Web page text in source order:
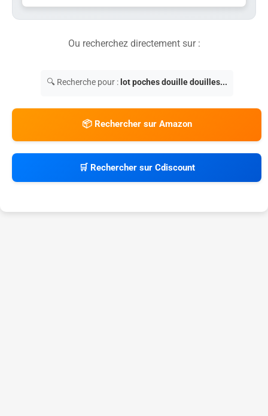
Ou recherchez directement sur :
🔍 Recherche pour : lot poches douille douilles...
📦 Rechercher sur Amazon
🛒 Rechercher sur Cdiscount